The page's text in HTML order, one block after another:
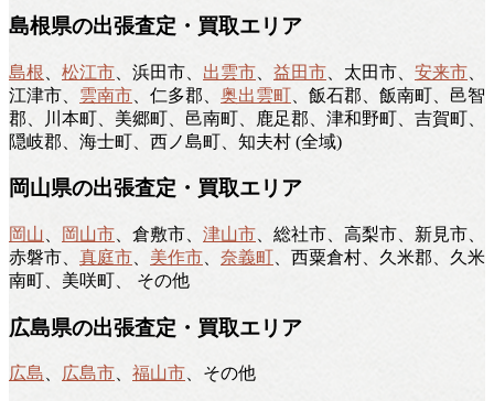
島根県の出張査定・買取エリア
島根 松江市 、浜田市、 出雲市 益田市 、太田市、 安来市
江津市、 雲南市 、仁多郡、 奥出雲町 、飯石郡、飯南町、邑智
郡、川本町、美郷町、邑南町、鹿足郡、津和野町、吉賀町、
隠岐郡、海士町、西ノ島町、知夫村 (全域)
岡山県の出張査定・買取エリア
岡山 岡山市 、倉敷市、 津山市 、総社市、高梨市、新見市、
赤磐市、 真庭市 美作市 奈義町 、西粟倉村、久米郡、久米
南町、美咲町、 その他
広島県の出張査定・買取エリア
広島、 広島市、 福山市、その他